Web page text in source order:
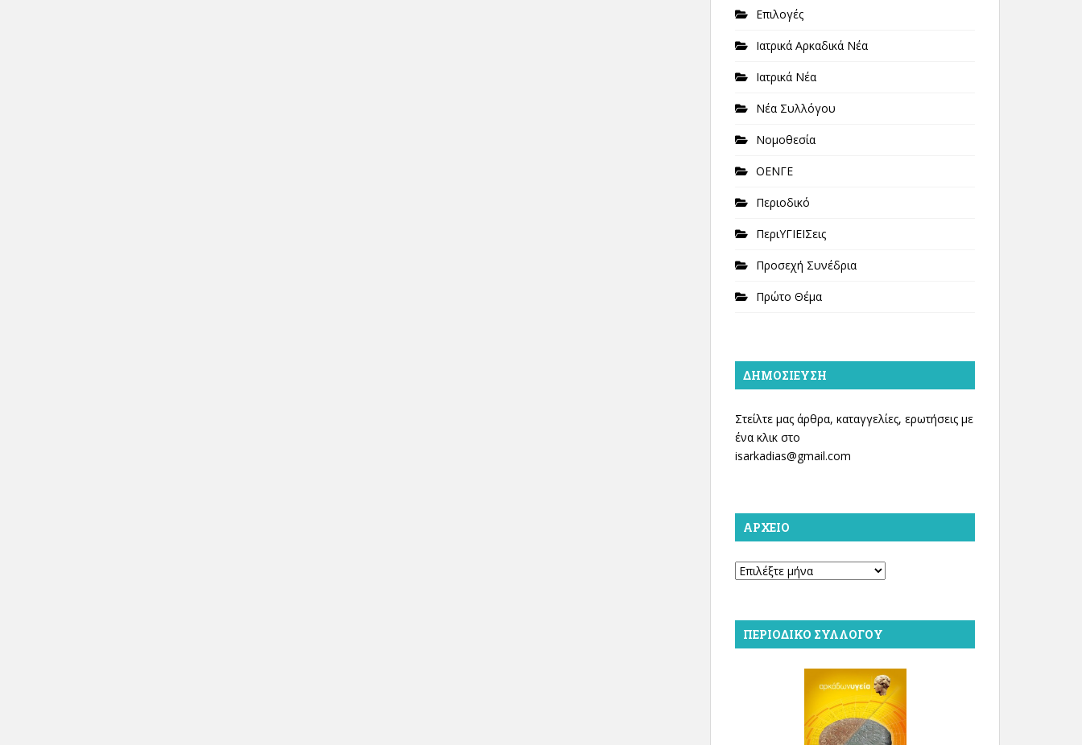
Επιλογές
Ιατρικά Αρκαδικά Νέα
Ιατρικά Νέα
Νέα Συλλόγου
Νομοθεσία
ΟΕΝΓΕ
Περιοδικό
ΠεριΥΓΙΕΙΣεις
Προσεχή Συνέδρια
Πρώτο Θέμα
ΔΗΜΟΣΊΕΥΣΗ
Στείλτε μας άρθρα, καταγγελίες, ερωτήσεις με
ένα κλικ στο
isarkadias@gmail.com
ΑΡΧΕΊΟ
Αρχείο
ΠΕΡΙΟΔΙΚΌ ΣΥΛΛΌΓΟΥ